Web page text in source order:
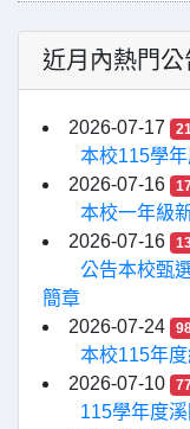
近月內熱門公
2026-07-17
本校115學
2026-07-16
本校一年級
2026-07-16
公告本校甄
簡章
2026-07-24
本校115年
2026-07-10
115學年度